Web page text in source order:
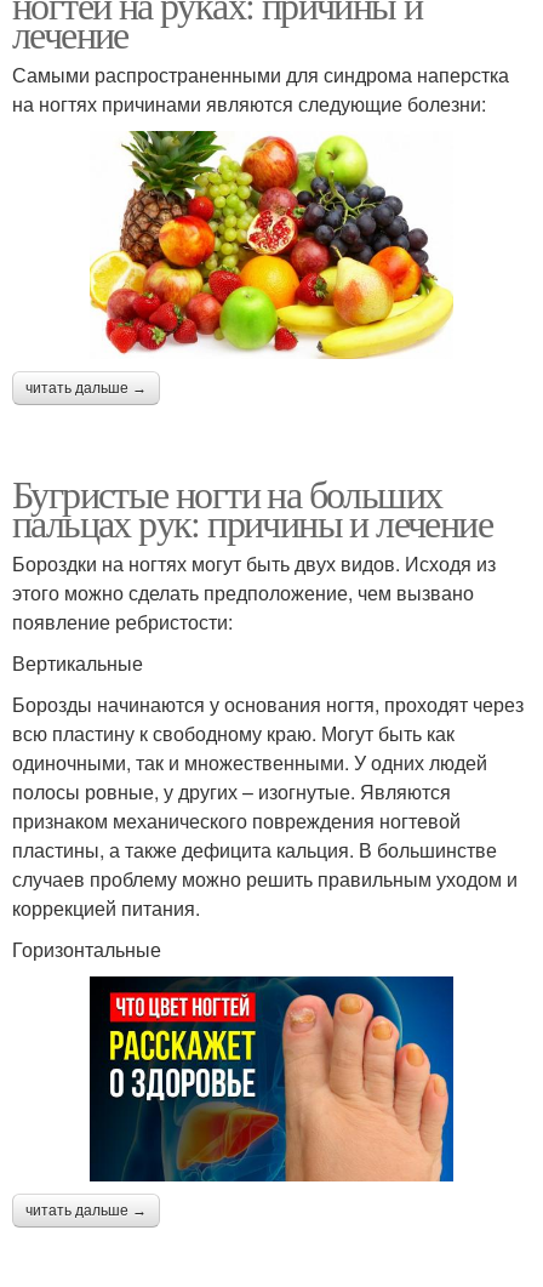
лечение
Самыми распространенными для синдрома наперстка
на ногтях причинами являются следующие болезни:
читать дальше →
Бугристые ногти на больших
пальцах рук: причины и лечение
Бороздки на ногтях могут быть двух видов. Исходя из
этого можно сделать предположение, чем вызвано
появление ребристости:
Вертикальные
Борозды начинаются у основания ногтя, проходят через
всю пластину к свободному краю. Могут быть как
одиночными, так и множественными. У одних людей
полосы ровные, у других – изогнутые. Являются
признаком механического повреждения ногтевой
пластины, а также дефицита кальция. В большинстве
случаев проблему можно решить правильным уходом и
коррекцией питания.
Горизонтальные
читать дальше →